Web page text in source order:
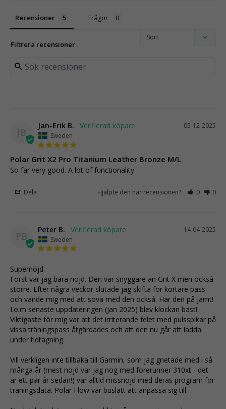
Recensioner Frågor
Filtrera recensioner
JB
05-12-2025
Jan-Erik B.
Sweden
Polar Grit X2 Pro Titanium Leather Bronze M/L
So far very good. A lot of functionality.
Dela Hjälpte den här recensionen? 0 0
PB
14-04-2025
Peter B.
Sweden
Supernöjd.
Först var jag bara nöjd. Den var snyggare än Grit X men också
större. Efter några veckor slutade jag skifta för kortare pass
och vande mig med att sova med den också. Har den på jämt!
I.o.m senaste uppdateringen (jan 2025) blev klockan bäst!
Viktigaste för mig var att det irriterande felet med pulsspikar på
vissa träningspass åtgärdades och att den nu går att ladda
under tidtagning.
Vill verkligen inte tillbaka till Garmin, som jag gnetade med i så
många år (mest nöjd var jag nog med forerunner 310xt - det
är ett par år sedan!) var alltid missnöjd med deras program för
träningsdata. Polar Flow var buslätt att anpassa sig till.